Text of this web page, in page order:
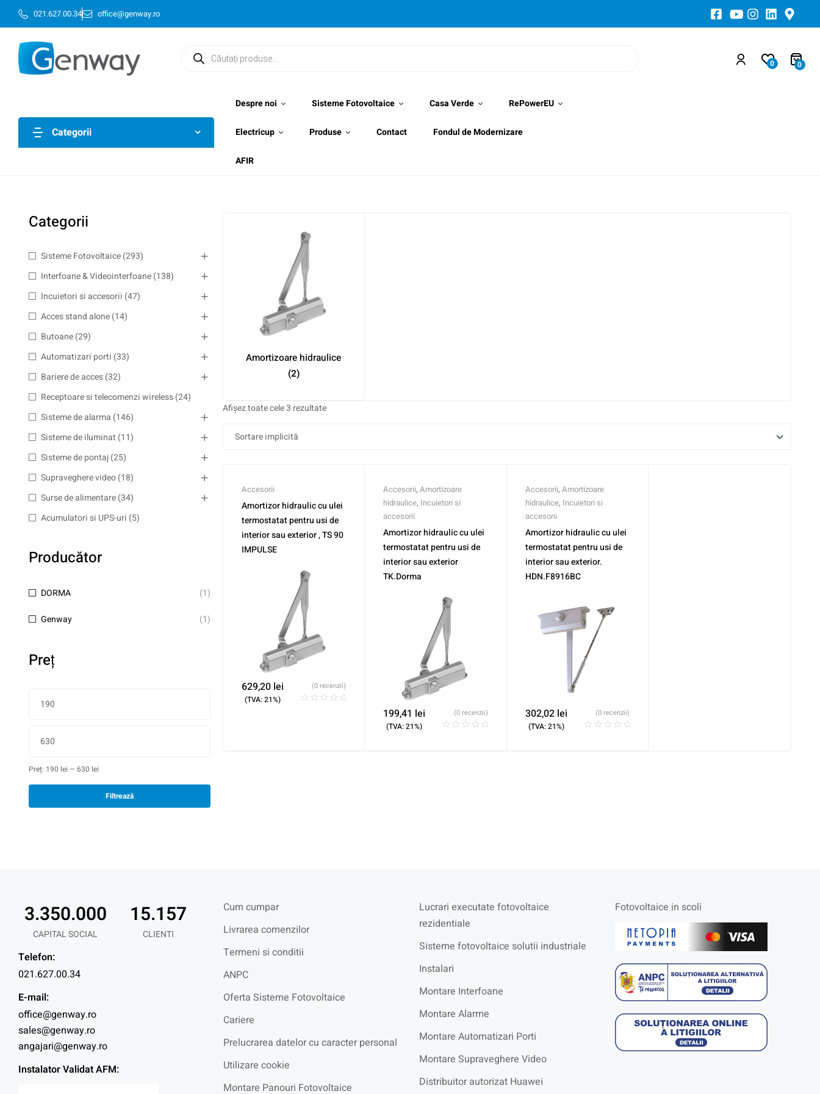
021.627.00.34 office@genway.ro
0 0
Categorii
Despre noi Sisteme Fotovoltaice Casa Verde RePowerEU
Electricup Produse Contact Fondul de Modernizare
AFIR
Categorii
Sisteme Fotovoltaice(293)
Interfoane & Videointerfoane(138)
Incuietori si accesorii (47)
Acces stand alone(14)
Butoane(29)
Automatizari porti (33)
Bariere de acces(32)
Receptoare si telecomenzi wireless(24)
Sisteme de alarma (146)
Sisteme de iluminat (11)
Sisteme de pontaj(25)
Supraveghere video(18)
Surse de alimentare(34)
Acumulatori si UPS-uri (5)
Producător
DORMA (1)
Genway (1)
Preţ
Filtrează
Preț: 190 lei —630 lei
Amortizoare hidraulice
(2)
Afișez toate cele 3 rezultate
Accesorii
Amortizor hidraulic cu ulei
termostatat pentru usi de
interior sau exterior , TS 90
IMPULSE
629,20 lei
(TVA: 21%)
(0 recenzii)
Accesorii,Amortizoare
hidraulice, Incuietori si
accesorii
Amortizor hidraulic cu ulei
termostatat pentru usi de
interior sau exterior
TK.Dorma
199,41 lei
(TVA: 21%)
(0 recenzii)
Accesorii, Amortizoare
hidraulice, Incuietori si
accesorii
Amortizor hidraulic cu ulei
termostatat pentru usi de
interior sau exterior.
HDN.F8916BC
302,02 lei
(TVA: 21%)
(0 recenzii)
CAPITAL SOCIAL
3.350.000
CLIENTI
15.157
Telefon:
021.627.00.34
E-mail:
office@genway.ro
sales@genway.ro
angajari@genway.ro
Instalator Validat AFM:
Cum cumpar
Livrarea comenzilor
Termeni si conditii
ANPC
Oferta Sisteme Fotovoltaice
Cariere
Prelucrarea datelor cu caracter personal
Utilizare cookie
Montare Panouri Fotovoltaice
Lucrari executate fotovoltaice
rezidentiale
Sisteme fotovoltaice solutii industriale
Instalari
Montare Interfoane
Montare Alarme
Montare Automatizari Porti
Montare Supraveghere Video
Distribuitor autorizat Huawei
Fotovoltaice in scoli